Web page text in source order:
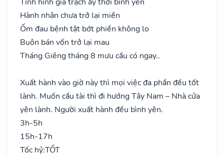
Hành nhân chưa trở lại miền
Ốm đau bệnh tật bớt phiền không lo
Buôn bán vốn trở lại mau
Tháng Giêng tháng 8 mưu cầu có ngay..
Xuất hành vào giờ này thì mọi việc đa phần đều tốt
lành. Muốn cầu tài thì đi hướng Tây Nam – Nhà cửa
yên lành. Người xuất hành đều bình yên.
3h-5h
15h-17h
Tốc hỷ:TỐT